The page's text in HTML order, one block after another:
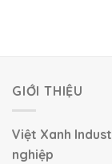
GIỚI THIỆU
Việt Xanh
nghiệp